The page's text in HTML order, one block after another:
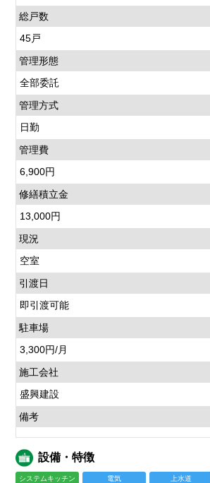
総戸数
45戸
管理形態
全部委託
管理方式
日勤
管理費
6,900円
修繕積立金
13,000円
現況
空室
引渡日
即引渡可能
駐車場
3,300円/月
施工会社
盛興建設
備考
設備・特徴
システムキッチン 電気 上水道